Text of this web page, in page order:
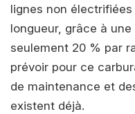
lignes non électrifiées
longueur, grâce à
seulement 20 % par
prévoir pour ce
de maintenance et
existent déjà.